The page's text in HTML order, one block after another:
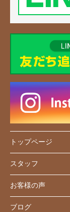
トップページ
スタッフ
お客様の声
ブログ